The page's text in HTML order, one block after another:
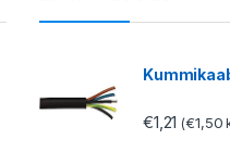
€1,21 (€1,50